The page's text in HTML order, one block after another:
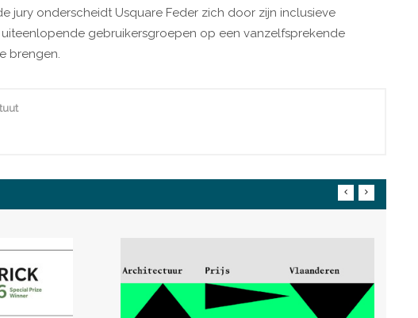
jury onderscheidt Usquare Feder zich door zijn inclusieve
gebruikersgroepen op een vanzelfsprekende
brengen.